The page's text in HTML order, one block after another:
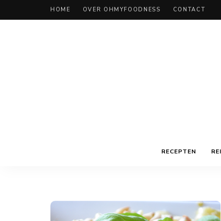
HOME OVER OHMYFOODNESS CONTACT
RECEPTEN